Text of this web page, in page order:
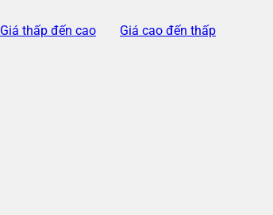
Giá thấp đến cao Giá cao đến thấp